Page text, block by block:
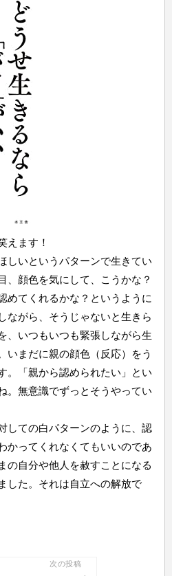
えます！
しいというパターンで生きてい
、顔色を気にして、こうかな？
めてくれるかな？というように
ながら、そうじゃないと生きら
、いつもいつも緊張しながら生
いまだに親の顔色（反応）をう
。「親から認められたい」とい
。無意識でずっとそうやってい
しての白パターンのように、認
かってくれなくてもいいのであ
の自分や他人を赦すことになる
した。それは自立への解放で
次の投稿